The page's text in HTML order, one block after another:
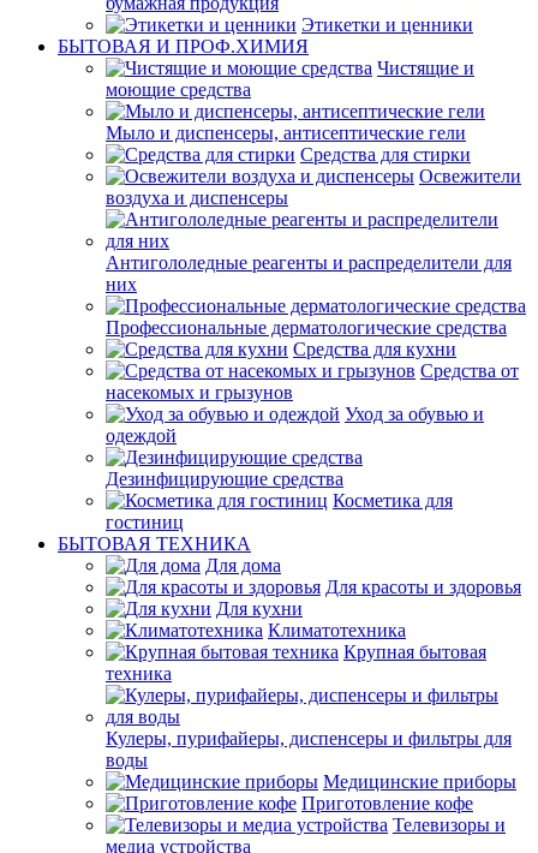
Этикетки и ценники
БЫТОВАЯ И ПРОФ.ХИМИЯ
Чистящие и
моющие средства
Мыло и диспенсеры, антисептические гели
Средства для стирки
Освежители
воздуха и диспенсеры
Антигололедные реагенты и распределители для
них
Профессиональные дерматологические средства
Средства для кухни
Средства от
насекомых и грызунов
Уход за обувью и
одеждой
Дезинфицирующие средства
Косметика для
гостиниц
БЫТОВАЯ ТЕХНИКА
Для дома
Для красоты и здоровья
Для кухни
Климатотехника
Крупная бытовая
техника
Кулеры, пурифайеры, диспенсеры и фильтры для
воды
Медицинские приборы
Приготовление кофе
Телевизоры и
медиа устройства